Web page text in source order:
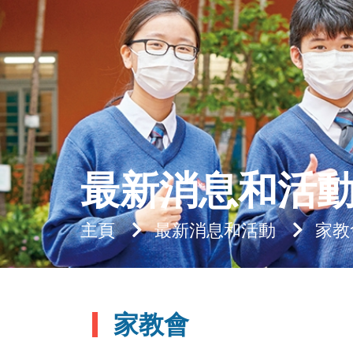
最新消息和活
主頁 最新消息和活動 家
家教會